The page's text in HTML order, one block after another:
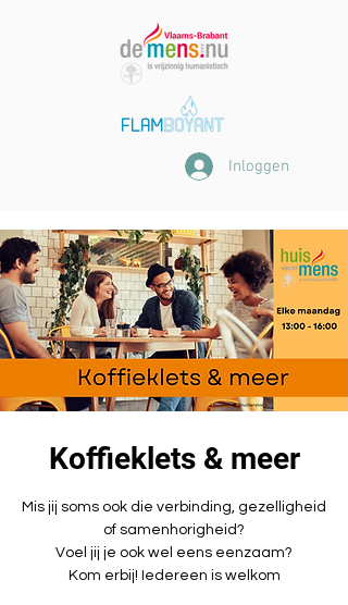
Inloggen
Koffieklets & meer
Mis jij soms ook die verbinding, gezelligheid
of samenhorigheid?
Voel jij je ook wel eens eenzaam?
Kom erbij! Iedereen is welkom